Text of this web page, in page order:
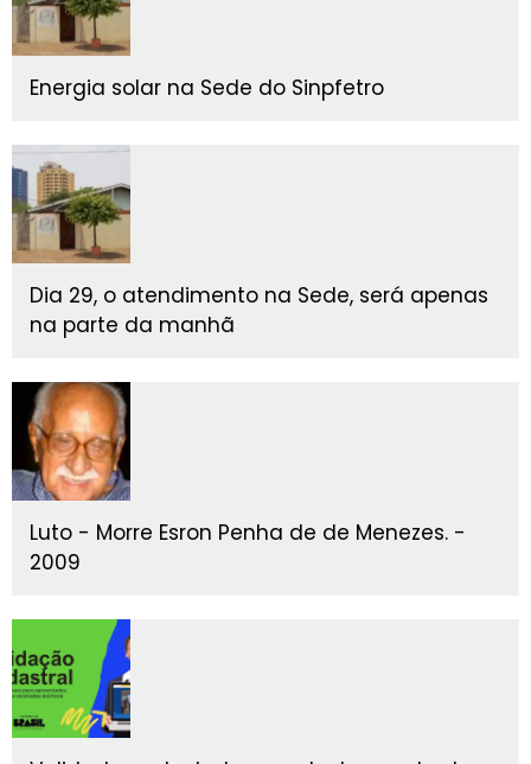
Energia solar na Sede do Sinpfetro
Dia 29, o atendimento na Sede, será apenas
na parte da manhã
Luto - Morre Esron Penha de de Menezes. -
2009